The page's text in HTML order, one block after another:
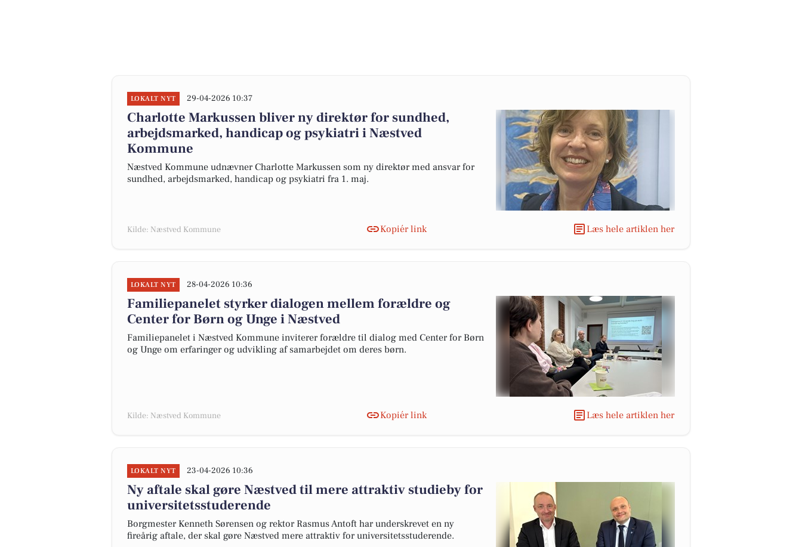
LOKALT NYT 29-04-2026 10:37
Charlotte Markussen bliver ny direktør for sundhed,
arbejdsmarked, handicap og psykiatri i Næstved
Kommune
Næstved Kommune udnævner Charlotte Markussen som ny direktør med ansvar for
sundhed, arbejdsmarked, handicap og psykiatri fra 1. maj.
Kilde: Næstved Kommune Kopiér link Læs hele artiklen her
LOKALT NYT 28-04-2026 10:36
Familiepanelet styrker dialogen mellem forældre og
Center for Børn og Unge i Næstved
Familiepanelet i Næstved Kommune inviterer forældre til dialog med Center for Børn
og Unge om erfaringer og udvikling af samarbejdet om deres børn.
Kilde: Næstved Kommune Kopiér link Læs hele artiklen her
LOKALT NYT 23-04-2026 10:36
Ny aftale skal gøre Næstved til mere attraktiv studieby for
universitetsstuderende
Borgmester Kenneth Sørensen og rektor Rasmus Antoft har underskrevet en ny
fireårig aftale, der skal gøre Næstved mere attraktiv for universitetsstuderende.